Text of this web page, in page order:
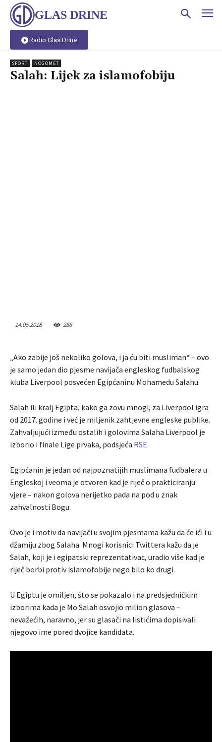
GLAS DRINE
Radio Glas Drine
SPORT NOGOMET
Salah: Lijek za islamofobiju
14.05.2018 288
„Ako zabije još nekoliko golova, i ja ću biti musliman“ – ovo
je samo jedan dio pjesme navijača engleskog fudbalskog
kluba Liverpool posvećen Egipćaninu Mohamedu Salahu.
Salah ili kralj Egipta, kako ga zovu mnogi, za Liverpool igra
od 2017. godine i već je miljenik zahtjevne engleske publike.
Zahvaljujući između ostalih i golovima Salaha Liverpool je
izborio i finale Lige prvaka, podsjeća RSE.
Egipćanin je jedan od najpoznatijih muslimana fudbalera u
Engleskoj i veoma je otvoren kad je riječ o prakticiranju
vjere – nakon golova nerijetko pada na pod u znak
zahvalnosti Bogu.
Ovo je i motiv da navijači u svojim pjesmama kažu da će ići i u
džamiju zbog Salaha. Mnogi korisnici Twittera kažu da je
Salah, koji je i egipatski reprezentativac, uradio više kad je
riječ borbi protiv islamofobije nego bilo ko drugi.
U Egiptu je omiljen, što se pokazalo i na predsjedničkim
izborima kada je Mo Salah osvojio milion glasova –
nevažećih, naravno, jer su glasači na listićima dopisivali
njegovo ime pored dvojice kandidata.